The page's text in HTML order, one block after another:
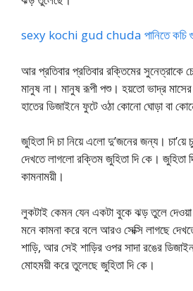
sexy kochi gud chuda পানিতে কচি গুদ
আর প্রতিবার প্রতিবার রক্তিমের সুনেত্রাকে
মানুষ না। মানুষ রূপী পশু। হয়তো ভাদ্র
হাতের ডিজাইনে ফুটে ওঠা কোনো ঘোড়া বা
জুহিতা দি চা নিয়ে এলো দু’জনের জন্য।
দেখতে লাগলো রক্তিম জুহিতা দি কে।
কামনাময়ী।
লুকটাই কেমন যেন একটা বুকে ঝড় তুলে
মনে কামনা করে বলে আরও সেক্সি লাগছে
শাড়ি, আর সেই শাড়ির ওপর সাদা রঙের
মোহময়ী করে তুলেছে জুহিতা দি কে।